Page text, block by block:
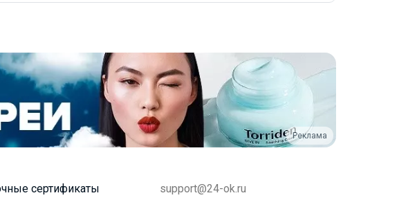
Реклама
сертификаты
support@24-ok.ru